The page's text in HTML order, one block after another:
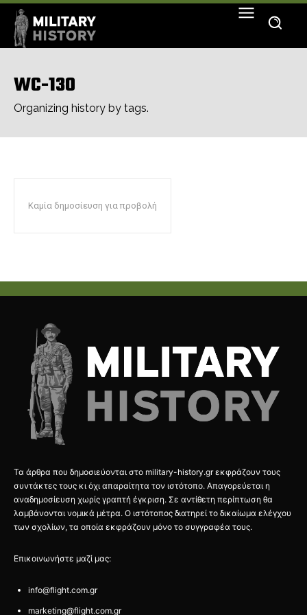
WC-130
Organizing history by tags.
Καμία δημοσίευση για προβολή
Τα άρθρα που δημοσιεύονται στο military-history.gr εκφράζουν τους
συντάκτες τους κι όχι απαραίτητα τον ιστότοπο. Απαγορεύεται η
αναδημοσίευση χωρίς γραπτή έγκριση. Σε αντίθετη περίπτωση θα
λαμβάνονται νομικά μέτρα. Ο ιστότοπος διατηρεί το δικαίωμα ελέγχου
των σχολίων, τα οποία εκφράζουν μόνο το συγγραφέα τους.
Επικοινωνήστε μαζί μας:
info@flight.com.gr
marketing@flight.com.gr